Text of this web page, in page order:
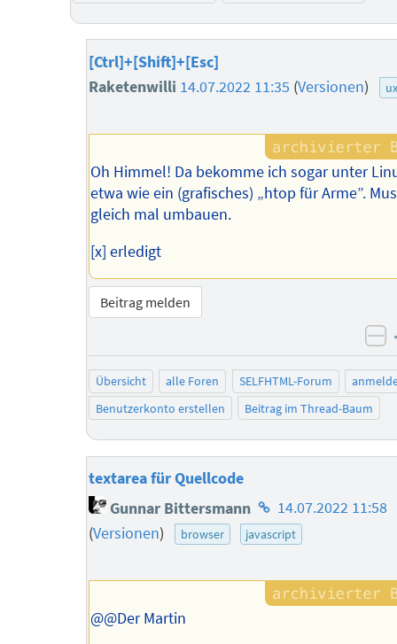
[Ctrl]+[Shift]+[Esc]
Raketenwilli 14.07.2022 11:35 (Versionen) ux
Oh Himmel! Da bekomme ich sogar unter
etwa wie ein (grafisches) „htop für Arme”.
gleich mal umbauen.
[x] erledigt
Beitrag melden
Übersicht alle Foren SELFHTML-Forum
Benutzerkonto erstellen
Beitrag im Thread-Baum
textarea für Quellcode
Gunnar Bittersmann Homepage
des
14.07.2022 11:58
(Versionen) browser javascript
@@Der Martin